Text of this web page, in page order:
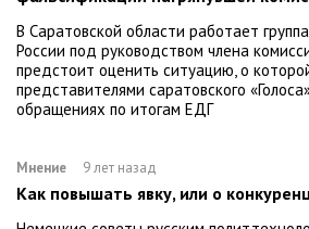
В Саратовской области работает
России под руководством члена
предстоит оценить ситуацию, о
представителями саратовского
обращениях по итогам ЕДГ
Мнение 9 лет назад
Как повышать явку, или о